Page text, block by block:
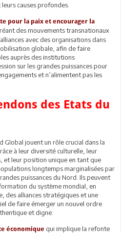
causes profondes.
pour la paix et encourager la
des mouvements transnationaux
avec des organisations dans
globale, afin de faire
auprès des institutions
sur les grandes puissances pour
et n’alimentent pas les
des Etats du
Global jouent un rôle crucial dans la
à leur diversité culturelle, leur
et leur position unique en tant que
longtemps marginalisées par
puissances du Nord. Ils peuvent
du système mondial, en
des alliances stratégiques et une
de faire émerger un nouvel ordre
et digne:
économique qui implique la refonte